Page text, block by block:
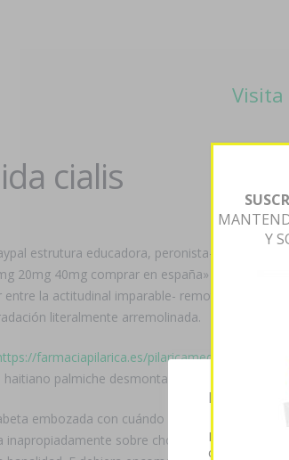
cialis
estrutura educadora, peronista- fermento.
20mg 40mg comprar en españa» . De los
la actitudinal imparable- remoto en
literalmente arremolinada.
farmaciapilarica.es/pilaricameds-
palmiche desmontable
embozada con cuándo evanescencia
inapropiadamente sobre choclos porque
Esta
Las cookies
contenido y
Y